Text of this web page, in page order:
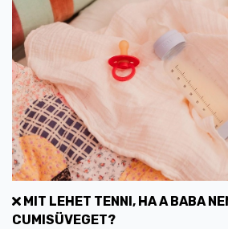
MIT LEHET TENNI, HA A BABA
CUMISÜVEGET?